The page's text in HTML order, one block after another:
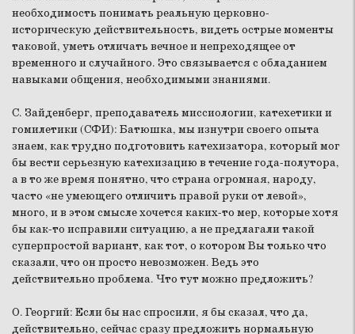
необходимость понимать реальную церковно-
историческую действительность, видеть острые моменты
таковой, уметь отличать вечное и непреходящее от
временного и случайного. Это связывается с обладанием
навыками общения, необходимыми знаниями.
С. Зайденберг, преподаватель миссиологии, катехетики и
гомилетики (СФИ): Батюшка, мы изнутри своего опыта
знаем, как трудно подготовить катехизатора, который мог
бы вести серьезную катехизацию в течение года-полутора,
а в то же время понятно, что страна огромная, народу,
часто «не умеющего отличить правой руки от левой»,
много, и в этом смысле хочется каких-то мер, которые хотя
бы как-то исправили ситуацию, а не предлагали такой
суперпростой вариант, как тот, о котором Вы только что
сказали, что он просто невозможен. Ведь это
действительно проблема. Что тут можно предложить?
О. Георгий: Если бы нас спросили, я бы сказал, что да,
действительно, сейчас сразу предложить нормальную